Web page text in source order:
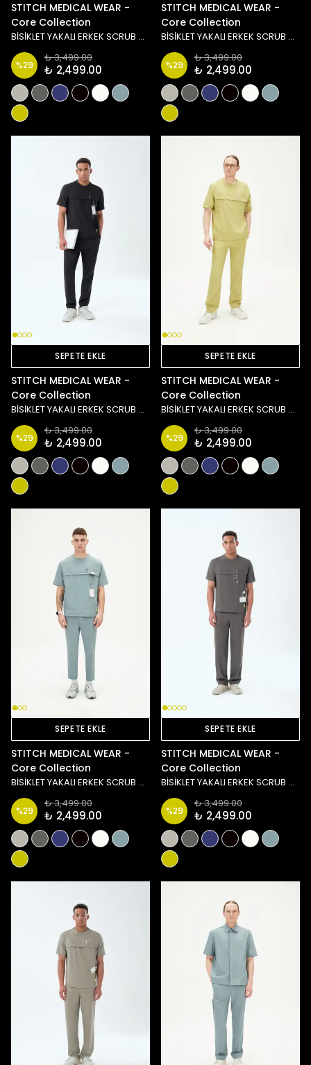
STITCH MEDICAL WEAR -
Core Collection
BİSİKLET YAKALI ERKEK SCRUB ÜST - BEYAZ
%29
₺ 3,499.00
₺ 2,499.00
STITCH MEDICAL WEAR -
Core Collection
BİSİKLET YAKALI ERKEK SCRUB ÜST - LACİVERT
%29
₺ 3,499.00
₺ 2,499.00
SEPETE EKLE
STITCH MEDICAL WEAR -
Core Collection
BİSİKLET YAKALI ERKEK SCRUB ÜST - SİYAH
%29
₺ 3,499.00
₺ 2,499.00
SEPETE EKLE
STITCH MEDICAL WEAR -
Core Collection
BİSİKLET YAKALI ERKEK SCRUB ÜST - YEŞİL
%29
₺ 3,499.00
₺ 2,499.00
SEPETE EKLE
STITCH MEDICAL WEAR -
Core Collection
BİSİKLET YAKALI ERKEK SCRUB ÜST - MAVİ
%29
₺ 3,499.00
₺ 2,499.00
SEPETE EKLE
STITCH MEDICAL WEAR -
Core Collection
BİSİKLET YAKALI ERKEK SCRUB ÜST - ANTRASİT
%29
₺ 3,499.00
₺ 2,499.00